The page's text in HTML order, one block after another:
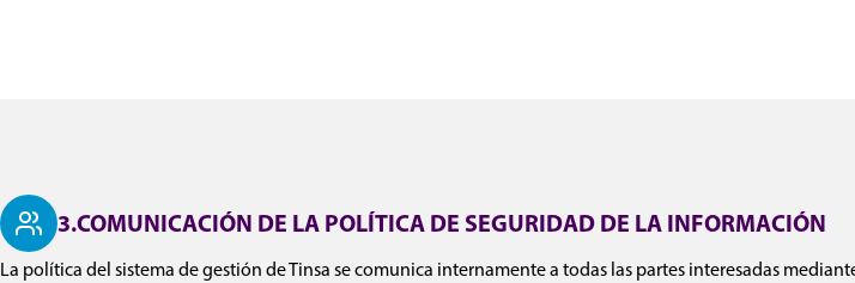
3.COMUNICACIÓN DE LA POLÍTICA DE SEGURIDAD DE LA INFORMACIÓN
La política del sistema de gestión de Tinsa se comunica internamente a todas las partes interesadas